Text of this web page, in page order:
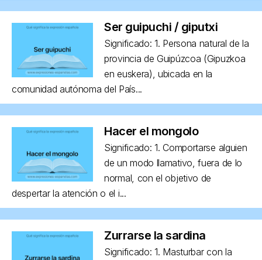
Ser guipuchi / giputxi
Significado: 1. Persona natural de la
provincia de Guipúzcoa (Gipuzkoa
en euskera), ubicada en la
comunidad autónoma del País...
Hacer el mongolo
Significado: 1. Comportarse alguien
de un modo llamativo, fuera de lo
normal, con el objetivo de
despertar la atención o el i...
Zurrarse la sardina
Significado: 1. Masturbar con la